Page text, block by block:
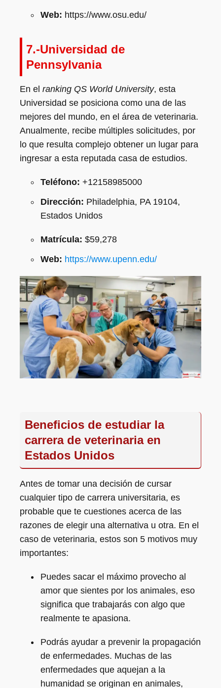
Web: https://www.osu.edu/
7.-Universidad de
Pennsylvania
En el ranking QS World University, esta
Universidad se posiciona como una de las
mejores del mundo, en el área de veterinaria.
Anualmente, recibe múltiples solicitudes, por
lo que resulta complejo obtener un lugar para
ingresar a esta reputada casa de estudios.
Teléfono: +12158985000
Dirección: Philadelphia, PA 19104,
Estados Unidos
Matrícula: $59,278
Web: https://www.upenn.edu/
Beneficios de estudiar la
carrera de veterinaria en
Estados Unidos
Antes de tomar una decisión de cursar
cualquier tipo de carrera universitaria, es
probable que te cuestiones acerca de las
razones de elegir una alternativa u otra. En el
caso de veterinaria, estos son 5 motivos muy
importantes:
Puedes sacar el máximo provecho al
amor que sientes por los animales, eso
significa que trabajarás con algo que
realmente te apasiona.
Podrás ayudar a prevenir la propagación
de enfermedades. Muchas de las
enfermedades que aquejan a la
humanidad se originan en animales,